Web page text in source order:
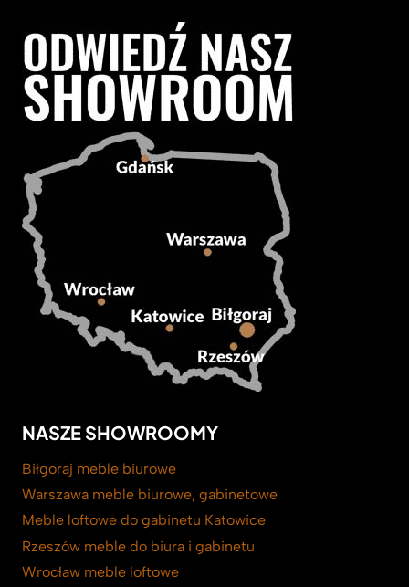
NASZE SHOWROOMY
Biłgoraj meble biurowe
Warszawa meble biurowe, gabinetowe
Meble loftowe do gabinetu Katowice
Rzeszów meble do biura i gabinetu
Wrocław meble loftowe